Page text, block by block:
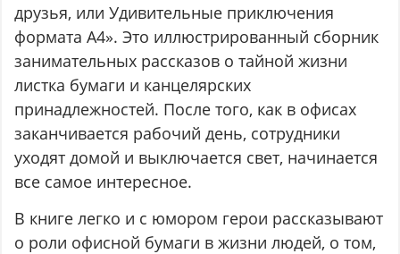
друзья, или Удивительные приключения
формата А4». Это иллюстрированный сборник
занимательных рассказов о тайной жизни
листка бумаги и канцелярских
принадлежностей. После того, как в офисах
заканчивается рабочий день, сотрудники
уходят домой и выключается свет, начинается
все самое интересное.
В книге легко и с юмором герои рассказывают
о роли офисной бумаги в жизни людей, о том,